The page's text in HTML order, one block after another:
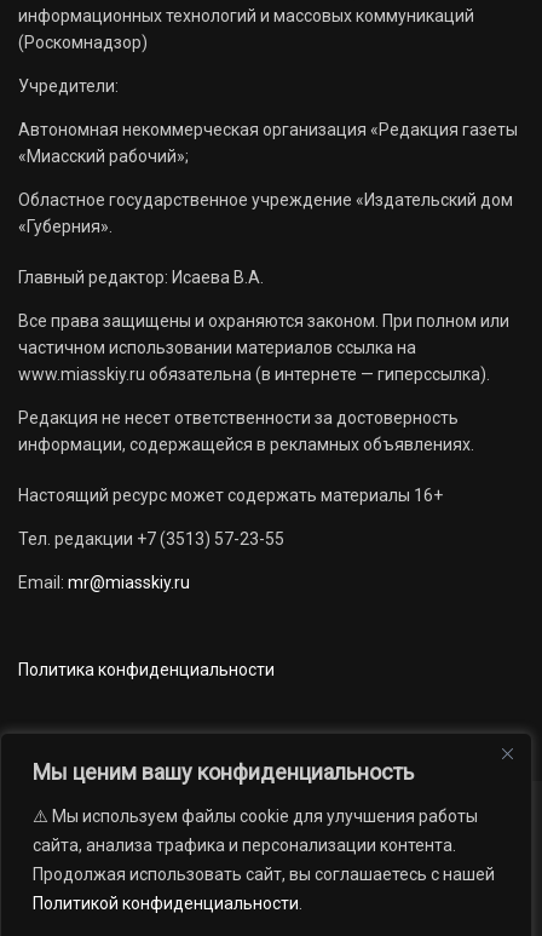
Мы ценим вашу конфиденциальность
⚠️ Мы используем файлы cookie для улучшения работы
сайта, анализа трафика и персонализации контента.
Продолжая использовать сайт, вы соглашаетесь с нашей
Политикой конфиденциальности
информационных технологий и массовых коммуникаций
(Роскомнадзор)
Учредители:
Автономная некоммерческая организация «Редакция газеты
«Миасский рабочий»;
Областное государственное учреждение «Издательский дом
«Губерния».
Главный редактор: Исаева В.А.
Все права защищены и охраняются законом. При полном или
частичном использовании материалов ссылка на
www.miasskiy.ru обязательна (в интернете — гиперссылка).
Редакция не несет ответственности за достоверность
информации, содержащейся в рекламных объявлениях.
Настоящий ресурс может содержать материалы 16+
Тел. редакции +7 (3513) 57-23-55
Email: mr@miasskiy.ru
Политика конфиденциальности
Новости Наши проекты
Официально
АРХИВ
16+
газеты «Миасский рабочий»; Областное государственное учреждение